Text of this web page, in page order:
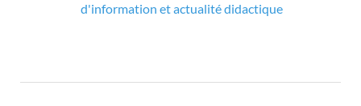
d'information et actualité didactique